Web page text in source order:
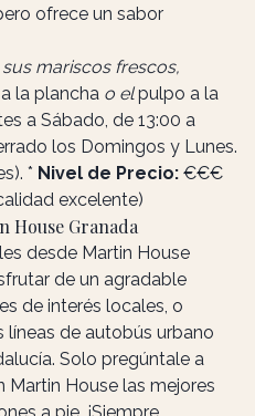
ofrece un sabor
mariscos frescos,
la plancha o elpulpo a la
a Sábado, de 13:00 a
los Domingos y Lunes.
* Nivel de Precio: €€€
excelente)
House Granada
desde Martin House
de un agradable
de interés locales, o
líneas de autobús urbano
Solo pregúntale a
Martin House las mejores